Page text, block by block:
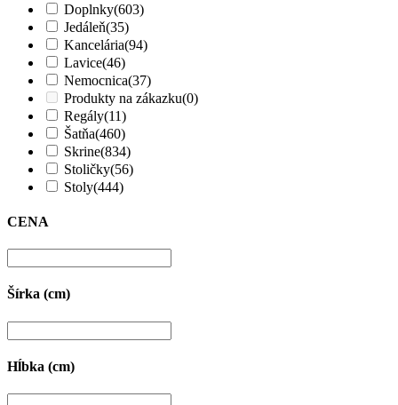
Doplnky(603)
Jedáleň(35)
Kancelária(94)
Lavice(46)
Nemocnica(37)
Produkty na zákazku(0)
Regály(11)
Šatňa(460)
Skrine(834)
Stoličky(56)
Stoly(444)
CENA
Šírka (cm)
Hĺbka (cm)